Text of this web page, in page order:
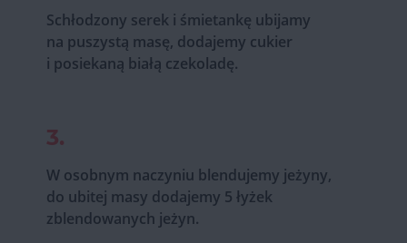
Schłodzony serek i śmietankę ubijamy
na puszystą masę, dodajemy cukier
i posiekaną białą czekoladę.
3.
W osobnym naczyniu blendujemy jeżyny,
do ubitej masy dodajemy 5 łyżek
zblendowanych jeżyn.